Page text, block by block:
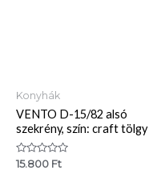
Konyhák
VENTO D-15/82 alsó
szekrény, szín: craft tölgy
Értékelés:
15.800 Ft